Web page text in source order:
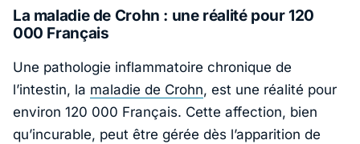
La maladie de Crohn : une réalité pour 120
000 Français
Une pathologie inflammatoire chronique de
l’intestin, la maladie de Crohn, est une réalité pour
environ 120 000 Français. Cette affection, bien
qu’incurable, peut être gérée dès l’apparition de